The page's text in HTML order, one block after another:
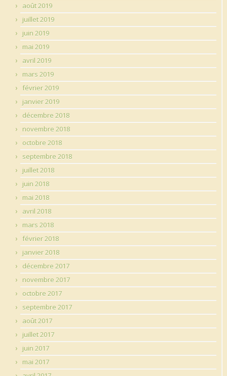
août 2019
juillet 2019
juin 2019
mai 2019
avril 2019
mars 2019
février 2019
janvier 2019
décembre 2018
novembre 2018
octobre 2018
septembre 2018
juillet 2018
juin 2018
mai 2018
avril 2018
mars 2018
février 2018
janvier 2018
décembre 2017
novembre 2017
octobre 2017
septembre 2017
août 2017
juillet 2017
juin 2017
mai 2017